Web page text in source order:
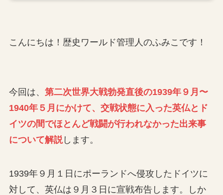
こんにちは！歴史ワールド管理人のふみこです！
今回は、 第二次世界大戦勃発直後の1939年９月〜
1940年５月にかけて、交戦状態に入った英仏とド
イツの間でほとんど戦闘が行われなかった出来事
について解説します。
1939年９月１日にポーランドへ侵攻したドイツに
対して、英仏は９月３日に宣戦布告します。しか